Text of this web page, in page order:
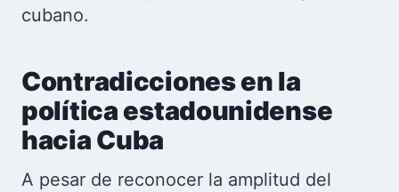
cubano.
Contradicciones en la
política estadounidense
hacia Cuba
A pesar de reconocer la amplitud del